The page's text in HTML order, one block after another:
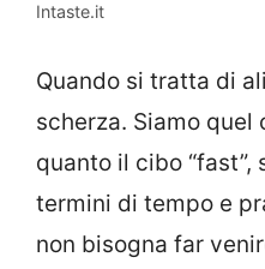
Intaste.it
Quando si tratta di
scherza. Siamo quel
quanto il cibo “fast”,
termini di tempo e
non bisogna far